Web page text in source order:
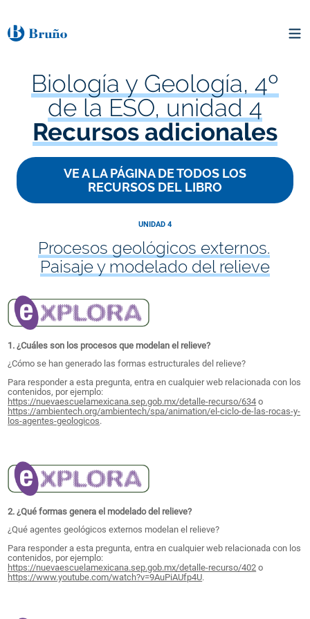
Biología y Geología, 4º
de la ESO, unidad 4
Recursos adicionales
VE A LA PÁGINA DE TODOS LOS
RECURSOS DEL LIBRO
UNIDAD 4
Procesos geológicos externos.
Paisaje y modelado del relieve
1. ¿Cuáles son los procesos que modelan el relieve?
¿Cómo se han generado las formas estructurales del relieve?
Para responder a esta pregunta, entra en cualquier web relacionada con los
contenidos, por ejemplo:
https://nuevaescuelamexicana.sep.gob.mx/detalle-recurso/634 o
https://ambientech.org/ambientech/spa/animation/el-ciclo-de-las-rocas-y-
los-agentes-geologicos.
2. ¿Qué formas genera el modelado del relieve?
¿Qué agentes geológicos externos modelan el relieve?
Para responder a esta pregunta, entra en cualquier web relacionada con los
contenidos, por ejemplo:
https://nuevaescuelamexicana.sep.gob.mx/detalle-recurso/402 o
https://www.youtube.com/watch?v=9AuPiAUfp4U.